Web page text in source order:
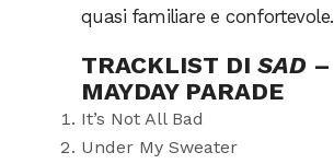
quasi familiare e confortevole.
TRACKLIST DI SAD –
MAYDAY PARADE
It’s Not All Bad
Under My Sweater